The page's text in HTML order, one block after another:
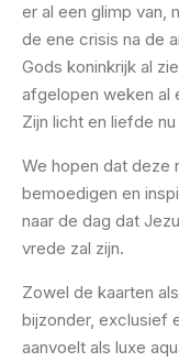
er al een glimp van,
de ene crisis na de
Gods koninkrijk al
afgelopen weken al
Zijn licht en liefde
We hopen dat deze
bemoedigen en
naar de dag dat
vrede zal zijn.
Zowel de kaarten
bijzonder, exclusief
aanvoelt als luxe